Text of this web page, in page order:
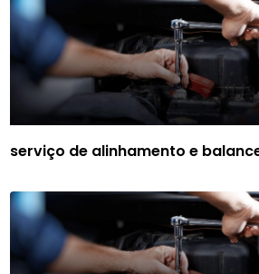
serviço de alinhamento e